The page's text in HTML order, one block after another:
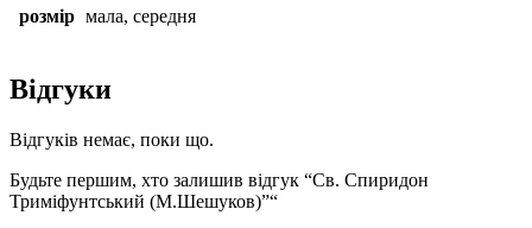
розмір мала, середня
Відгуки
Відгуків немає, поки що.
Будьте першим, хто залишив відгук “Св. Спиридон
Триміфунтський (М.Шешуков)”“